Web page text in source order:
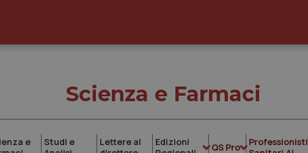
Scienza e Farmaci
e
Studi e
Lettere al
Edizioni
QS Pro
Professionisti